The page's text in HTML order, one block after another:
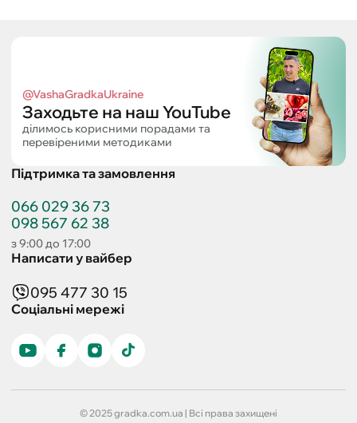
@VashaGradkaUkraine
Заходьте на наш YouTube
ділимось корисними порадами та
перевіреними методиками
Підтримка та замовлення
066 029 36 73
098 567 62 38
з 9:00 до 17:00
Написати у вайбер
095 477 30 15
Соціальні мережі
© 2025 gradka.com.ua | Всі права захищені